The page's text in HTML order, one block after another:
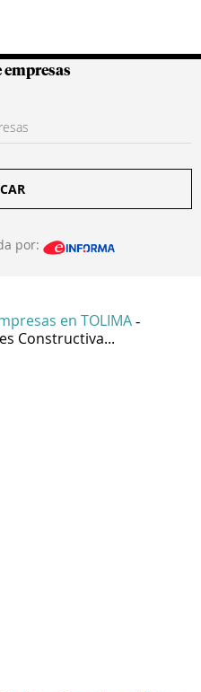
empresas
por:
en TOLIMA -
Constructiva...